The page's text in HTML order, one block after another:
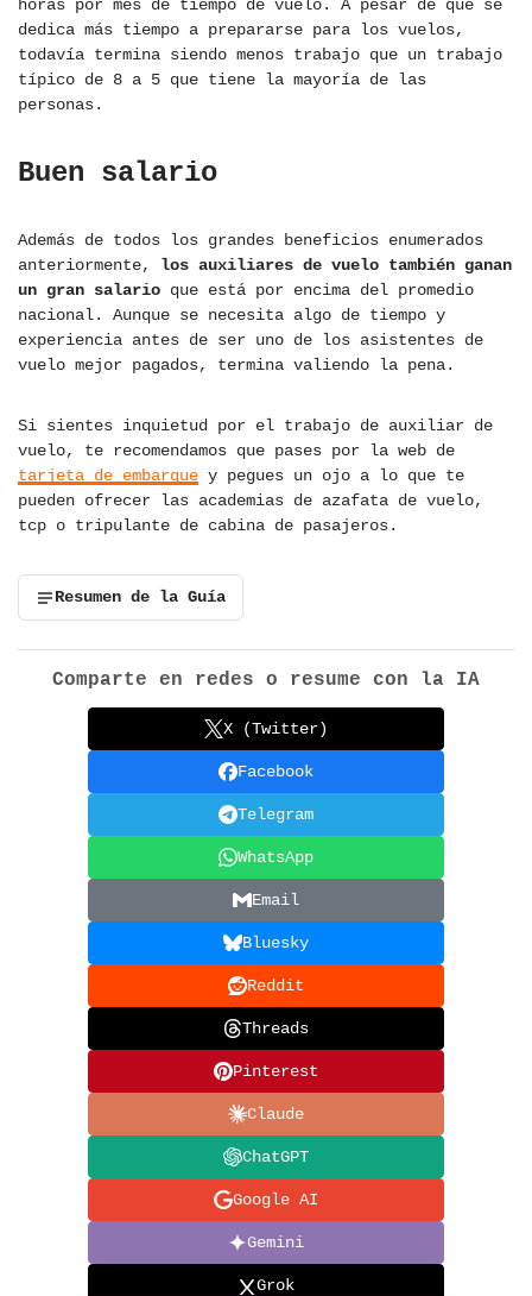
horas por mes de tiempo de vuelo. A pesar de que se
dedica más tiempo a prepararse para los vuelos,
todavía termina siendo menos trabajo que un trabajo
típico de 8 a 5 que tiene la mayoría de las
personas.
Buen salario
Además de todos los grandes beneficios enumerados
anteriormente, los auxiliares de vuelo también ganan
un gran salario que está por encima del promedio
nacional. Aunque se necesita algo de tiempo y
experiencia antes de ser uno de los asistentes de
vuelo mejor pagados, termina valiendo la pena.
Si sientes inquietud por el trabajo de auxiliar de
vuelo, te recomendamos que pases por la web de
tarjeta de embarque y pegues un ojo a lo que te
pueden ofrecer las academias de azafata de vuelo,
tcp o tripulante de cabina de pasajeros.
Resumen de la Guía
Comparte en redes o resume con la IA
X (Twitter)
Facebook
Telegram
WhatsApp
Email
Bluesky
Reddit
Threads
Pinterest
Claude
ChatGPT
Google AI
Gemini
Grok